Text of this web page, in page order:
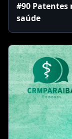
#90 Patentes
saúde